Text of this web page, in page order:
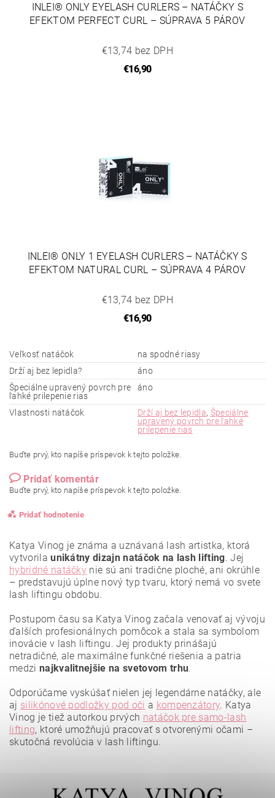
INLEI® ONLY EYELASH CURLERS – NATÁČKY S
EFEKTOM PERFECT CURL – SÚPRAVA 5 PÁROV
€13,74 bez DPH
€16,90
INLEI® ONLY 1 EYELASH CURLERS – NATÁČKY S
EFEKTOM NATURAL CURL – SÚPRAVA 4 PÁROV
€13,74 bez DPH
€16,90
Veľkosť natáčok
na spodné riasy
Drží aj bez lepidla?
áno
Špeciálne upravený povrch pre
ľahké prilepenie rias
áno
Vlastnosti natáčok Drží aj bez lepidla, Špeciálne
upravený povrch pre ľahké
prilepenie rias
Buďte prvý, kto napíše príspevok k tejto položke.
Pridať komentár
Buďte prvý, kto napíše príspevok k tejto položke.
Pridať hodnotenie
Vložením hodnotenie súhlasíte spodmienkami ochrany
osobných údajov.
Katya Vinog je známa a uznávaná lash artistka, ktorá
vytvorilaunikátny dizajn natáčok na lash lifting. Jej
hybridné natáčky nie sú ani tradične ploché, ani okrúhle
– predstavujú úplne nový typ tvaru, ktorý nemá vo svete
lash liftingu obdobu.
Postupom času sa Katya Vinog začala venovať aj vývoju
ďalších profesionálnych pomôcok a stala sa symbolom
inovácie v lash liftingu. Jej produkty prinášajú
netradičné, ale maximálne funkčné riešenia a patria
medzi najkvalitnejšie na svetovom trhu.
Odporúčame vyskúšať nielen jej legendárne natáčky, ale
aj silikónové podložky pod oči a kompenzátory. Katya
Vinog je tiež autorkou prvých natáčok pre samo-lash
lifting, ktoré umožňujú pracovať s otvorenými očami –
skutočná revolúcia v lash liftingu.